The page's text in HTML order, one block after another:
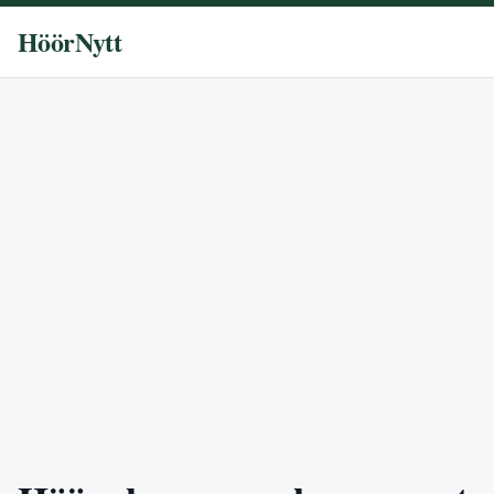
HöörNytt